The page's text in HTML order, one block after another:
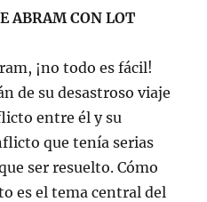
ABRAM CON LOT
¡no todo es fácil!
de su desastroso viaje
entre él y su
que tenía serias
ser resuelto. Cómo
es el tema central del